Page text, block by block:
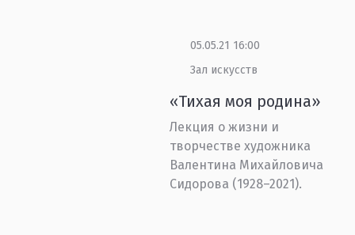
05.05.21 16:00
Зал искусств
«Тихая моя родина»
Лекция о жизни и
творчестве художника
Валентина Михайловича
Сидорова (1928–2021).